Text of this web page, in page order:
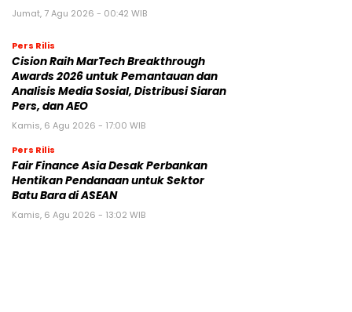
Jumat, 7 Agu 2026 - 00:42 WIB
Pers Rilis
Cision Raih MarTech Breakthrough
Awards 2026 untuk Pemantauan dan
Analisis Media Sosial, Distribusi Siaran
Pers, dan AEO
Kamis, 6 Agu 2026 - 17:00 WIB
Pers Rilis
Fair Finance Asia Desak Perbankan
Hentikan Pendanaan untuk Sektor
Batu Bara di ASEAN
Kamis, 6 Agu 2026 - 13:02 WIB